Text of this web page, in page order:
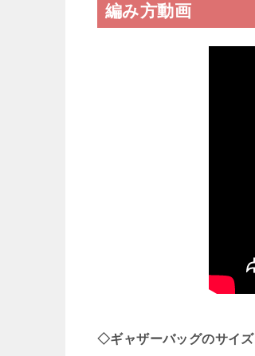
編み方動画
◇ギャザーバッグのサイズ